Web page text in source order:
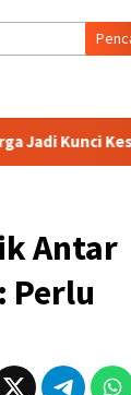
Kesuksesan
Antar
Perlu